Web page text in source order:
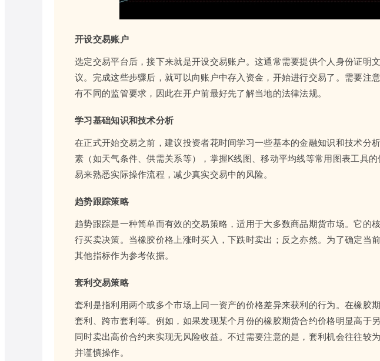
开设交易账户
选定交易平台后，接下来就是开设交易账户。这通常需要提供个人身份证明
议。完成这些步骤后，就可以向账户中存入资金，开始进行交易了。需要注
有不同的监管要求，因此在开户前最好先了解当地的法律法规。
学习基础知识和技术分析
在正式开始交易之前，建议投资者花时间学习一些基本的金融知识和技术分
素（如天气条件、供需关系等），掌握K线图、移动平均线等常用图表工具
易来熟悉实际操作流程，减少真实交易中的风险。
趋势跟踪策略
趋势跟踪是一种简单而有效的交易策略，适用于大多数商品期货市场。它的
行买卖决策。当橡胶价格上涨时买入，下跌时卖出；反之亦然。为了确定当
其他指标作为参考依据。
套利交易策略
套利是指利用两个或多个市场上同一资产的价格差异来获利的行为。在橡胶
套利、跨市套利等。例如，如果发现某个月份的橡胶期货合约价格明显高于
同时卖出高价合约来实现无风险收益。不过需要注意的是，套利机会往往较
并谨慎操作。